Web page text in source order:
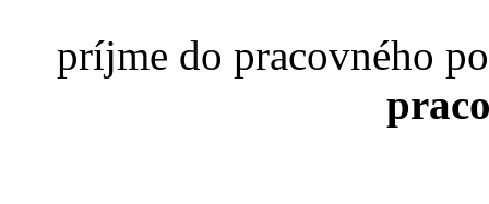
príjme do pracovného